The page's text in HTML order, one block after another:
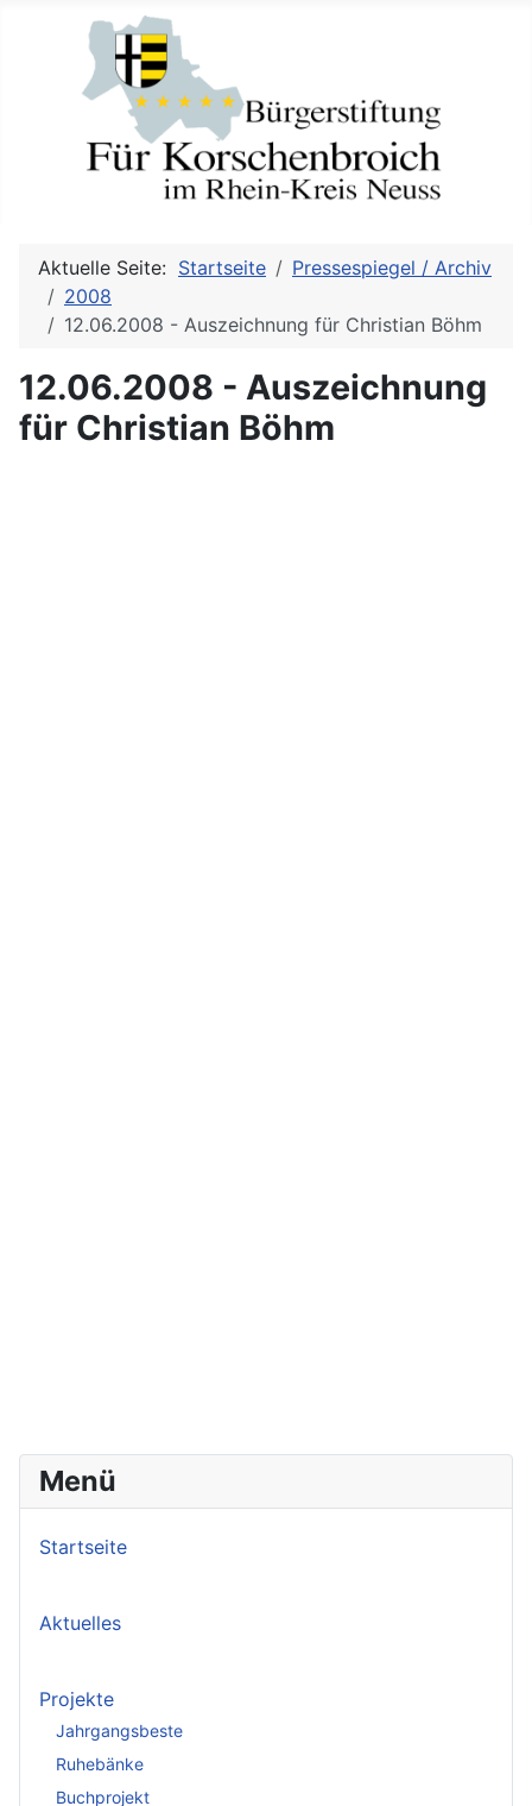
Menü
Startseite
Aktuelles
Projekte
Jahrgangsbeste
Ruhebänke
Buchprojekt
Aktuelle Seite: Startseite
Pressespiegel / Archiv
2008
12.06.2008 - Auszeichnung für Christian Böhm
12.06.2008 - Auszeichnung
für Christian Böhm